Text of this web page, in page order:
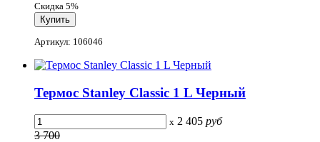
Скидка 5%
Артикул: 106046
Термос Stanley Classic 1 L Черный
x 2 405 руб
3 700